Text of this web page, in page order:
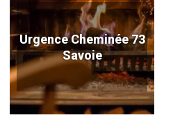
Urgence Cheminée 73
Savoie